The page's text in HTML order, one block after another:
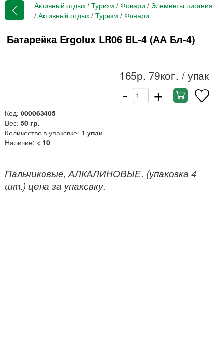
Активный отдых / Туризм / Фонари / Элементы питания
/ Активный отдых / Туризм / Фонари
Батарейка Ergolux LR06 BL-4 (АА Бл-4)
165р. 79коп. / упак
- +
Код: 000063405
Вес: 50 гр.
Количество в упаковке: 1 упак
Наличие: < 10
Пальчиковые, АЛКАЛИНОВЫЕ. (упаковка 4
шт.) цена за упаковку.